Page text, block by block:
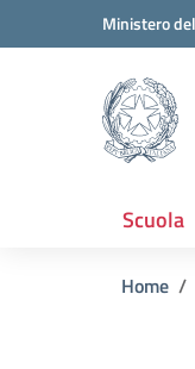
Vai ai contenuti
Vai al menu diMinistero
scuola
Scuola
Home